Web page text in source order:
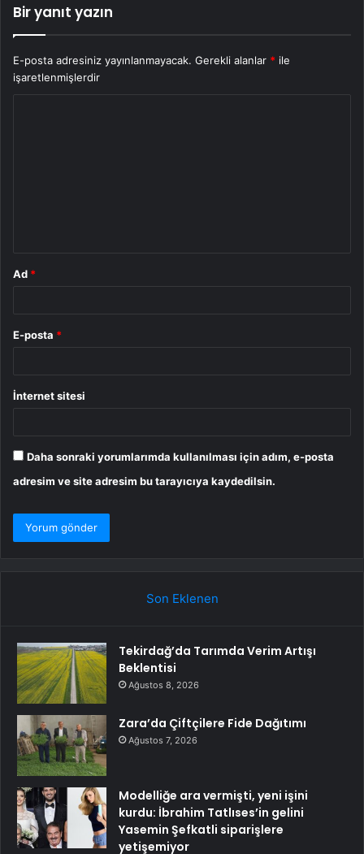
Bir yanıt yazın
E-posta adresiniz yayınlanmayacak. Gerekli alanlar * ile
işaretlenmişlerdir
Ad *
E-posta *
İnternet sitesi
Daha sonraki yorumlarımda kullanılması için adım, e-posta
adresim ve site adresim bu tarayıcıya kaydedilsin.
Son Eklenen
Tekirdağ’da Tarımda Verim Artışı
Beklentisi
Ağustos 8, 2026
Zara’da Çiftçilere Fide Dağıtımı
Ağustos 7, 2026
Modelliğe ara vermişti, yeni işini
kurdu: İbrahim Tatlıses’in gelini
Yasemin Şefkatli siparişlere
yetişemiyor